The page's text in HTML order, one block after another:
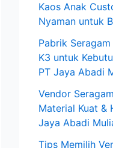
Kaos Anak
Nyaman untuk
Pabrik
K3 untuk
PT Jaya Abadi
Vendor
Material Kuat &
Jaya Abadi
Tips Memilih